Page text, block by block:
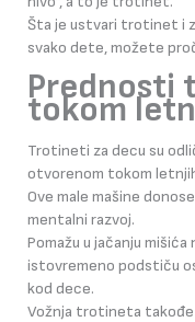
Šta je ustvari trotinet i
svako dete, možete
Prednosti
tokom
Trotineti za decu su
otvorenom tokom
Ove male mašine
mentalni razvoj.
Pomažu u jačanju
istovremeno podstiču
kod dece.
Vožnja trotineta takođe